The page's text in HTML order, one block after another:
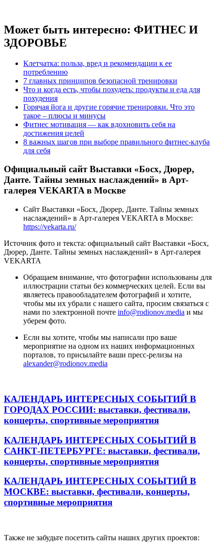
Может быть интересно: ФИТНЕС И
ЗДОРОВЬЕ
Клетчатка: польза, вред и рекомендации к ее
потреблению
7 главных принципов безопасной тренировки
Что и когда есть, чтобы похудеть: продукты и еда для
похудения
Горячая йога и другие горячие тренировки. Что это
такое – плюсы и минусы
Фитнес мотивация — как вдохновить себя на
достижения целей
8 важных шагов при выборе правильного фитнес-клуба
для себя
Официальный сайт Выставки «Босх, Дюрер,
Данте. Тайны земных наслаждений» в Арт-
галерея VEKARTA в Москве
Сайт Выставки «Босх, Дюрер, Данте. Тайны земных
наслаждений» в Арт-галерея VEKARTA в Москве:
https://vekarta.ru/
Источник фото и текста: официальный сайт Выставки «Босх,
Дюрер, Данте. Тайны земных наслаждений» в Арт-галерея
VEKARTA
Обращаем внимание, что фотографии использованы для
иллюстрации статьи без коммерческих целей. Если вы
являетесь правообладателем фотографий и хотите,
чтобы мы их убрали с нашего сайта, просим связаться с
нами по электронной почте info@rodionov.media и мы
уберем фото.
Если вы хотите, чтобы мы написали про ваше
мероприятие на одном их наших информационных
порталов, то присылайте ваши пресс-релизы на
alexander@rodionov.media
КАЛЕНДАРЬ ИНТЕРЕСНЫХ СОБЫТИЙ В
ГОРОДАХ РОССИИ: выставки, фестивали,
концерты, спортивные мероприятия
КАЛЕНДАРЬ ИНТЕРЕСНЫХ СОБЫТИЙ В
САНКТ-ПЕТЕРБУРГЕ: выставки, фестивали,
концерты, спортивные мероприятия
КАЛЕНДАРЬ ИНТЕРЕСНЫХ СОБЫТИЙ В
МОСКВЕ: выставки, фестивали, концерты,
спортивные мероприятия
Также не забудьте посетить сайты наших других проектов: